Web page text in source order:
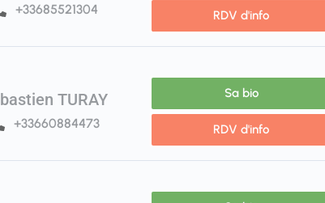
+33685521304 RDV d'info
TURAY
+33660884473
Sa bio
RDV d'info